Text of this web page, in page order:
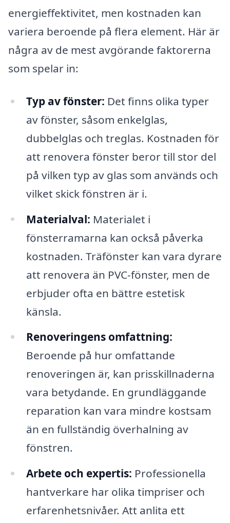
energieffektivitet, men kostnaden kan
variera beroende på flera element. Här är
några av de mest avgörande faktorerna
som spelar in:
Typ av fönster: Det finns olika typer
av fönster, såsom enkelglas,
dubbelglas och treglas. Kostnaden för
att renovera fönster beror till stor del
på vilken typ av glas som används och
vilket skick fönstren är i.
Materialval: Materialet i
fönsterramarna kan också påverka
kostnaden. Träfönster kan vara dyrare
att renovera än PVC-fönster, men de
erbjuder ofta en bättre estetisk
känsla.
Renoveringens omfattning:
Beroende på hur omfattande
renoveringen är, kan prisskillnaderna
vara betydande. En grundläggande
reparation kan vara mindre kostsam
än en fullständig överhalning av
fönstren.
Arbete och expertis: Professionella
hantverkare har olika timpriser och
erfarenhetsnivåer. Att anlita ett